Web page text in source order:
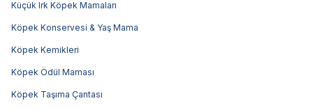
Küçük Irk Köpek Mamaları
Köpek Konservesi & Yaş Mama
Köpek Kemikleri
Köpek Ödül Maması
Köpek Taşıma Çantası